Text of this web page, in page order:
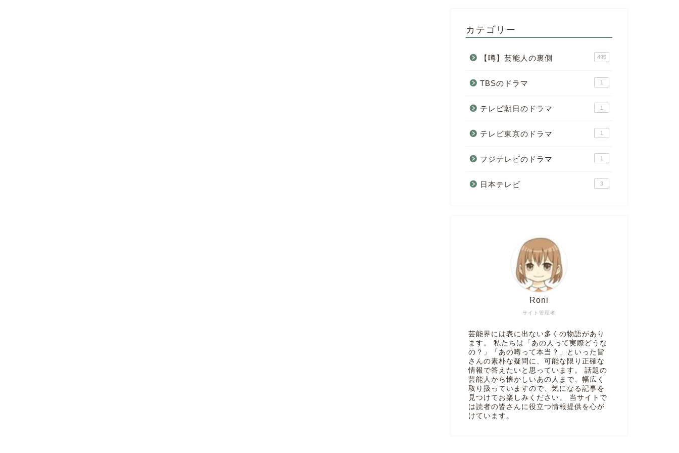
カテゴリー
【噂】芸能人の裏側 495
TBSのドラマ 1
テレビ朝日のドラマ 1
テレビ東京のドラマ 1
フジテレビのドラマ 1
日本テレビ 3
サイト管理者
Roni
芸能界には表に出ない多くの物語があり
ます。 私たちは「あの人って実際どうな
の？」「あの噂って本当？」といった皆
さんの素朴な疑問に、可能な限り正確な
情報で答えたいと思っています。 話題の
芸能人から懐かしいあの人まで、幅広く
取り扱っていますので、気になる記事を
見つけてお楽しみください。 当サイトで
は読者の皆さんに役立つ情報提供を心が
けています。